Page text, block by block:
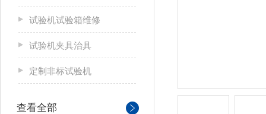
试验机试验箱维修
试验机夹具治具
定制非标试验机
查看全部